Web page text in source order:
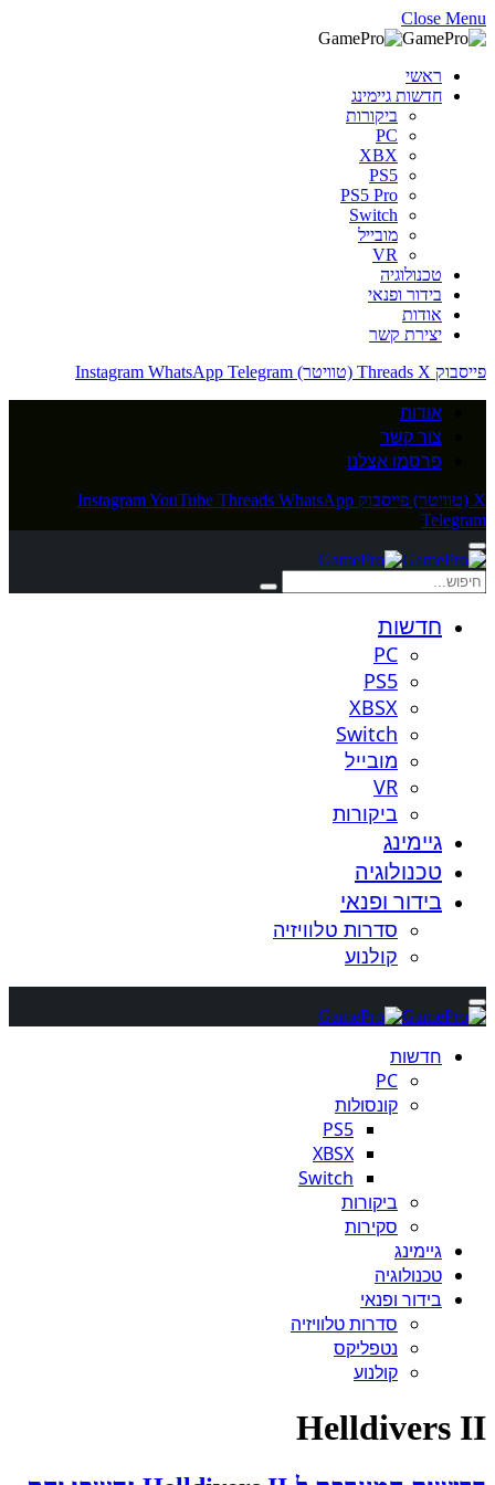
Close Menu
ראשי
חדשות גיימינג
ביקורות
PC
XBX
PS5
PS5 Pro
Switch
מובייל
VR
טכנולוגיה
בידור ופנאי
אודות
יצירת קשר
פייסבוק
Threads X (טוויטר) Instagram WhatsApp Telegram
אודות
צור קשר
פרסמו אצלנו
X (טוויטר) פייסבוק InstagramYouTube Threads WhatsApp
Telegram
חדשות
PC
PS5
XBSX
Switch
מובייל
VR
ביקורות
גיימינג
טכנולוגיה
בידור ופנאי
סדרות טלוויזיה
קולנוע
חדשות
PC
קונסולות
PS5
XBSX
Switch
ביקורות
סקירות
גיימינג
טכנולוגיה
בידור ופנאי
סדרות טלוויזיה
נטפליקס
קולנוע
Helldivers II